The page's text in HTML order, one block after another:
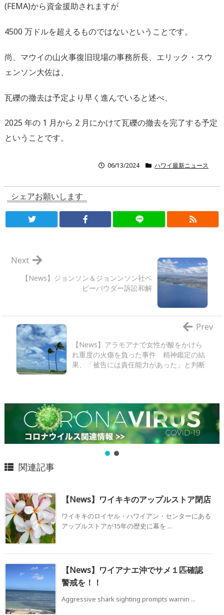
(FEMA)から資金援助されますが
4500 万ドルを超えるものではないということです。
尚、マウイの山火事復旧現場の事務所⻑、エリック・スウ
ェンソン大佐は、
瓦礫の撤去は予定より早く進んでいると述べ、
2025 年の 1 月から 2 月にかけて瓦礫の撤去を完了する予定
ということです。
06/13/2024 ハワイ最新ニュース
シェアお願いします
【News】ジョンソン＆ジョンンソン社ベ
ビーパウダー訴訟和解
Next
【News】アラモアナで女性が酸をかけら
れ重度の火傷を負った事件 精神鑑定の結
果、「被告には責任能力があった」と判断
Prev
関連記事
【News】ワイキキのアップルストア閉店
ワイキキのロイヤル・ハワイアン・センターにある
アップルストアが15年の歴史に幕を ...
【News】ワイアナエ沖でサメ１匹確認
警戒を！！
Aggressive shark sighting prompts warnin ...